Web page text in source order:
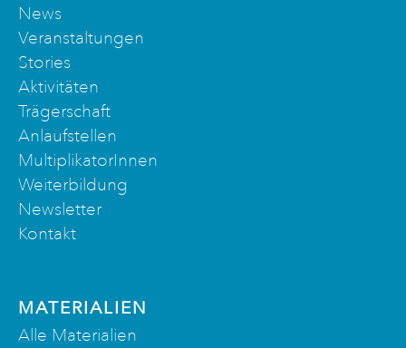
News
Veranstaltungen
Stories
Aktivitäten
Trägerschaft
Anlaufstellen
MultiplikatorInnen
Weiterbildung
Newsletter
Kontakt
MATERIALIEN
Alle Materialien